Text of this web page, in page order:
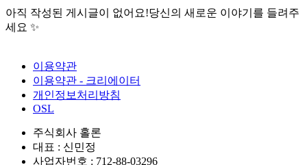
아직 작성된 게시글이 없어요!당신의 새로운 이야기를 들려주
세요 ✨
이용약관
이용약관 - 크리에이터
개인정보처리방침
OSL
주식회사 홀론
대표 : 신민정
사업자번호 : 712-88-03296